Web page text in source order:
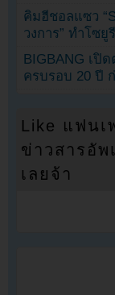
คิมฮีชอลแซว
วงการ” ทำโซยู
BIGBANG เปิ
ครบรอบ 20 ปี
Like แฟนเ
ข่าวสารอัพ
เลยจ้า